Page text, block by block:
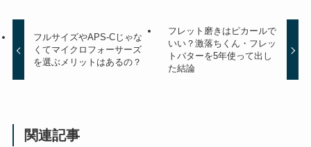
フルサイズやAPS-Cじゃな
くてマイクロフォーサーズ
を選ぶメリットはあるの？
フレット磨きはピカールで
いい？激落ちくん・フレッ
トバターを5年使って出し
た結論
関連記事